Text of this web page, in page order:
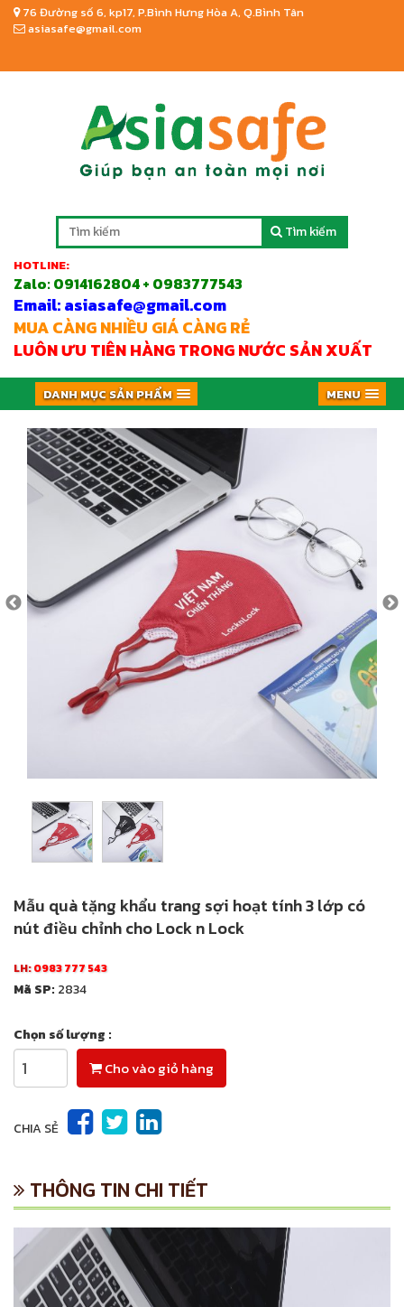
76 Đường số 6, kp17, P.Bình Hưng Hòa A, Q.Bình Tân
asiasafe@gmail.com
Tìm kiếm
HOTLINE:
Zalo:0914162804 + 0983777543
Email: asiasafe@gmail.com
MUA CÀNG NHIỀU GIÁ CÀNG RẺ
LUÔN ƯU TIÊN HÀNG TRONG NƯỚC SẢN XUẤT
DANH MỤC SẢN PHẨM MENU
Mẫu quà tặng khẩu trang sợi hoạt tính 3 lớp có
nút điều chỉnh cho Lock n Lock
LH:0983 777 543
Mã SP: 2834
Chọn số lượng :
Cho vào giỏ hàng
CHIA SẺ
THÔNG TIN CHI TIẾT